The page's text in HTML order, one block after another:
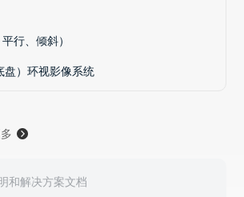
行、倾斜）
盘）环视影像系统
和解决方案文档